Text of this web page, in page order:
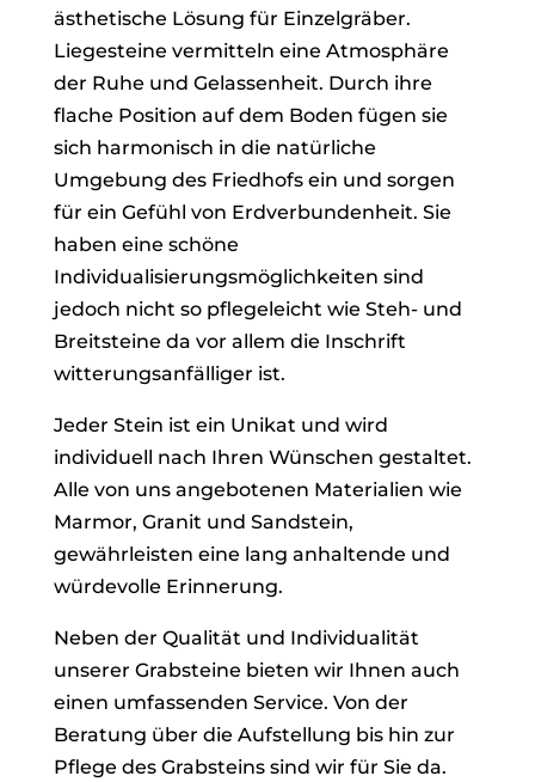
ästhetische Lösung für Einzelgräber.
Liegesteine vermitteln eine Atmosphäre
der Ruhe und Gelassenheit. Durch ihre
flache Position auf dem Boden fügen sie
sich harmonisch in die natürliche
Umgebung des Friedhofs ein und sorgen
für ein Gefühl von Erdverbundenheit. Sie
haben eine schöne
Individualisierungsmöglichkeiten sind
jedoch nicht so pflegeleicht wie Steh- und
Breitsteine da vor allem die Inschrift
witterungsanfälliger ist.
Jeder Stein ist ein Unikat und wird
individuell nach Ihren Wünschen gestaltet.
Alle von uns angebotenen Materialien wie
Marmor, Granit und Sandstein,
gewährleisten eine lang anhaltende und
würdevolle Erinnerung.
Neben der Qualität und Individualität
unserer Grabsteine bieten wir Ihnen auch
einen umfassenden Service. Von der
Beratung über die Aufstellung bis hin zur
Pflege des Grabsteins sind wir für Sie da.